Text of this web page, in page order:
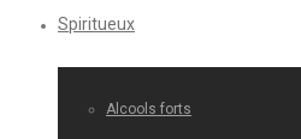
Spiritueux
Alcools forts